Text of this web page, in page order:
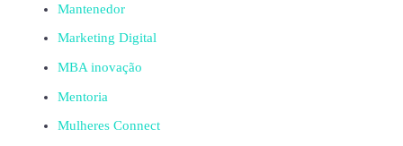
Mantenedor
Marketing Digital
MBA inovação
Mentoria
Mulheres Connect